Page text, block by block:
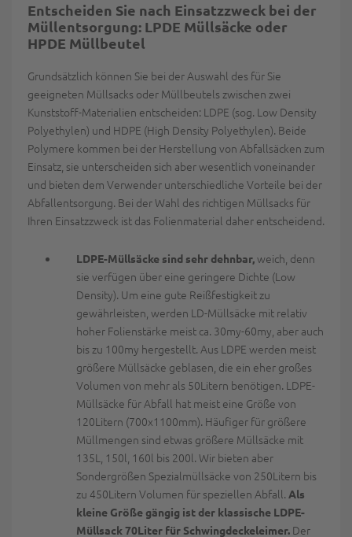
Entscheiden Sie nach Einsatzzweck bei der
Müllentsorgung: LPDE Müllsäcke oder
HPDE Müllbeutel
Grundsätzlich können Sie bei der Auswahl des für Sie
geeigneten Müllsacks oder Müllbeutels zwischen zwei
Kunststoff-Materialien entscheiden: LDPE (sog. Low Density
Polyethylen) und HDPE (High Density Polyethylen). Beide
Polymere kommen bei der Herstellung von Abfallsäcken zum
Einsatz, sie unterscheiden sich aber wesentlich voneinander
und bieten dem Verwender unterschiedliche Vorteile bei der
Abfallentsorgung. Bei der Wahl des richtigen Müllsacks für
Ihren Einsatzzweck ist das Folienmaterial daher entscheidend.
LDPE-Müllsäcke sind sehr dehnbar,weich, denn
sie verfügen über eine geringere Dichte (Low
Density). Um eine gute Reißfestigkeit zu
gewährleisten, werden LD-Müllsäcke mit relativ
hoher Folienstärke meist ca. 30my-60my, aber auch
bis zu 100my hergestellt. Aus LDPE werden meist
größere Müllsäcke geblasen, die ein eher großes
Volumen von mehr als 50Litern benötigen. LDPE-
Müllsäcke für Abfall hat meist eine Größe von
120Litern (700x1100mm). Häufiger für größere
Müllmengen sind etwas größere Müllsäcke mit
135L, 150l, 160l bis 200l. Wir bieten aber
Sondergrößen Spezialmüllsäcke von 250Litern bis
zu 450Litern Volumen für speziellen Abfall. Als
kleine Größe gängig ist der klassische LDPE-
Müllsack 70Liter für Schwingdeckeleimer. Der